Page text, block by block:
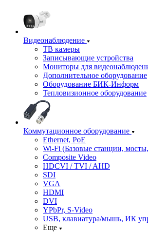
Видеонаблюдение
ТВ камеры
Записывающие устройства
Мониторы для
Дополнительное оборудование
Оборудование БИК-Информ
Тепловизионное оборудование
Коммутационное оборудование
Ethernet, PoE
Wi-Fi (Базовые станции,
Composite Video
HDCVI / TVI / AHD
SDI
VGA
HDMI
DVI
YPbPr, S-Video
USB, клавиатура/мышь, ИК
Еще